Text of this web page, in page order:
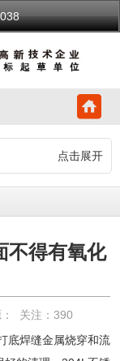
点击展开
不得有氧化
关注： 390
底焊缝金属烧穿和流